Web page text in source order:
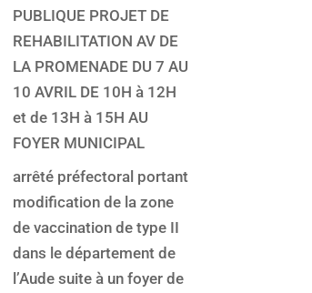
PUBLIQUE PROJET DE
REHABILITATION AV DE
LA PROMENADE DU 7 AU
10 AVRIL DE 10H à 12H
et de 13H à 15H AU
FOYER MUNICIPAL
arrêté préfectoral portant
modification de la zone
de vaccination de type II
dans le département de
l’Aude suite à un foyer de